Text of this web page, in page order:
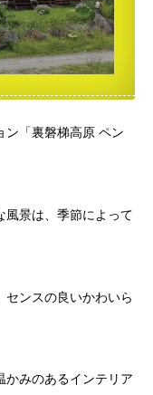
ン「裏磐梯高原 ペン
風景は、季節によって
センスの良いかわいら
かみのあるインテリア